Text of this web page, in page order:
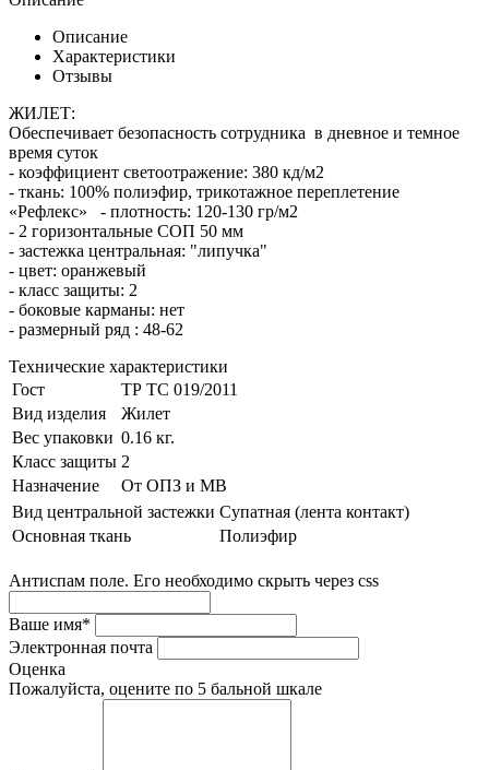
Описание
Характеристики
Отзывы
ЖИЛЕТ:
Обеспечивает безопасность сотрудника в дневное и темное
время суток
- коэффициент светоотражение: 380 кд/м2
- ткань: 100% полиэфир, трикотажное переплетение
«Рефлекс» - плотность: 120-130 гр/м2
- 2 горизонтальные СОП 50 мм
- застежка центральная: "липучка"
- цвет: оранжевый
- класс защиты: 2
- боковые карманы: нет
- размерный ряд : 48-62
Технические характеристики
Гост
ТР ТС 019/2011
Вид изделия
Жилет
Вес упаковки 0.16 кг.
Класс защиты 2
Назначение
От ОПЗ и МВ
Вид центральной застежки Супатная (лента контакт)
Основная ткань
Полиэфир
Антиспам поле. Его необходимо скрыть через css
Ваше имя*
Электронная почта
Оценка
Пожалуйста, оцените по 5 бальной шкале